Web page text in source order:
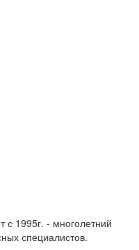
1995г. - многолетний
специалистов.